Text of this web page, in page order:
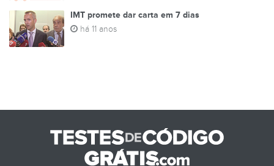
IMT promete dar carta em 7 dias
há 11 anos